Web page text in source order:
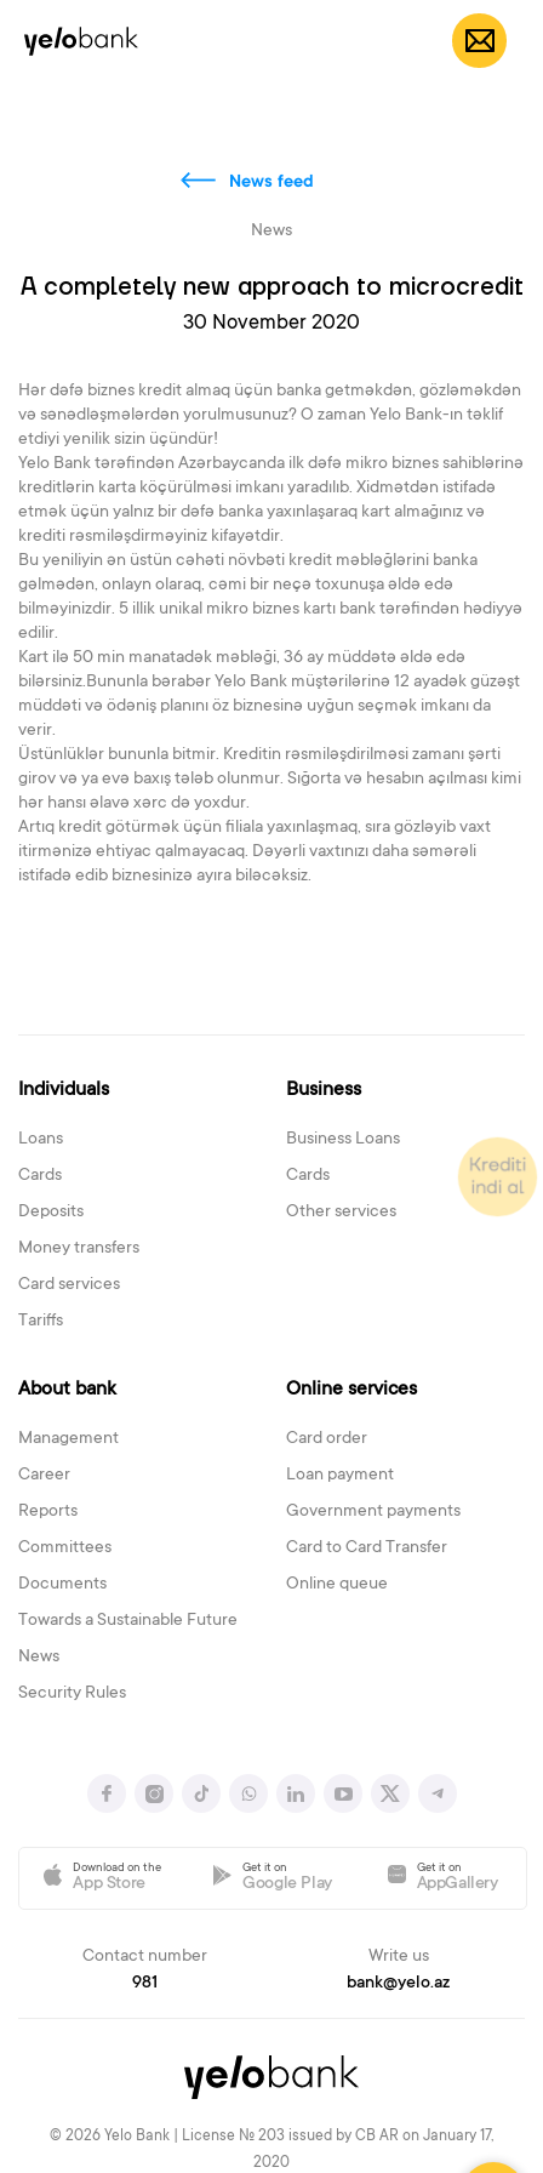
Individuals EN
News feed
News
A completely new approach to microcredit
30 November 2020
Hər dəfə biznes kredit almaq üçün banka getməkdən, gözləməkdən
və sənədləşmələrdən yorulmusunuz? O zaman Yelo Bank-ın təklif
etdiyi yenilik sizin üçündür!
Yelo Bank tərəfindən Azərbaycanda ilk dəfə mikro biznes sahiblərinə
kreditlərin karta köçürülməsi imkanı yaradılıb. Xidmətdən istifadə
etmək üçün yalnız bir dəfə banka yaxınlaşaraq kart almağınız və
krediti rəsmiləşdirməyiniz kifayətdir.
Bu yeniliyin ən üstün cəhəti növbəti kredit məbləğlərini banka
gəlmədən, onlayn olaraq, cəmi bir neçə toxunuşa əldə edə
bilməyinizdir. 5 illik unikal mikro biznes kartı bank tərəfindən hədiyyə
edilir.
Kart ilə 50 min manatadək məbləği, 36 ay müddətə əldə edə
bilərsiniz.Bununla bərabər Yelo Bank müştərilərinə 12 ayadək güzəşt
müddəti və ödəniş planını öz biznesinə uyğun seçmək imkanı da
verir.
Üstünlüklər bununla bitmir. Kreditin rəsmiləşdirilməsi zamanı şərti
girov və ya evə baxış tələb olunmur. Sığorta və hesabın açılması kimi
hər hansı əlavə xərc də yoxdur.
Artıq kredit götürmək üçün filiala yaxınlaşmaq, sıra gözləyib vaxt
itirmənizə ehtiyac qalmayacaq. Dəyərli vaxtınızı daha səmərəli
istifadə edib biznesinizə ayıra biləcəksiz.
Individuals
Loans
Cards
Deposits
Money transfers
Card services
Tariffs
Business
Business Loans
Cards
Other services
About bank
Management
Career
Reports
Committees
Documents
Towards a Sustainable Future
News
Security Rules
Online services
Card order
Loan payment
Government payments
Card to Card Transfer
Online queue
Download on the
App Store
Get it on
Google Play
Get it on
AppGallery
Contact number
981
Write us
bank@yelo.az
© 2026 Yelo Bank | License № 203 issued by CB AR on January 17,
2020